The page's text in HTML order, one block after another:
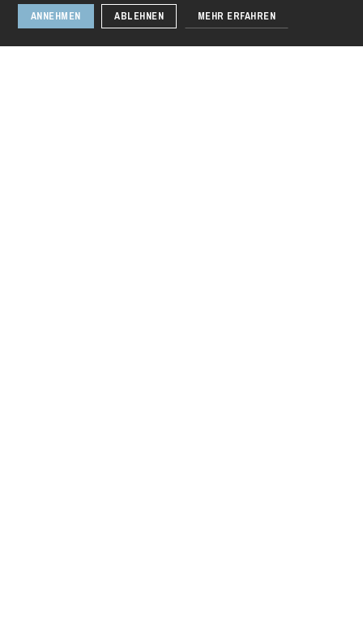
ANNEHMEN ABLEHNEN MEHR ERFAHREN
chambre